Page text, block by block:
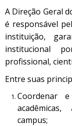
A Direção Geral
é responsável
instituição,
institucional
profissional,
Entre suas
Coordenar
campus;